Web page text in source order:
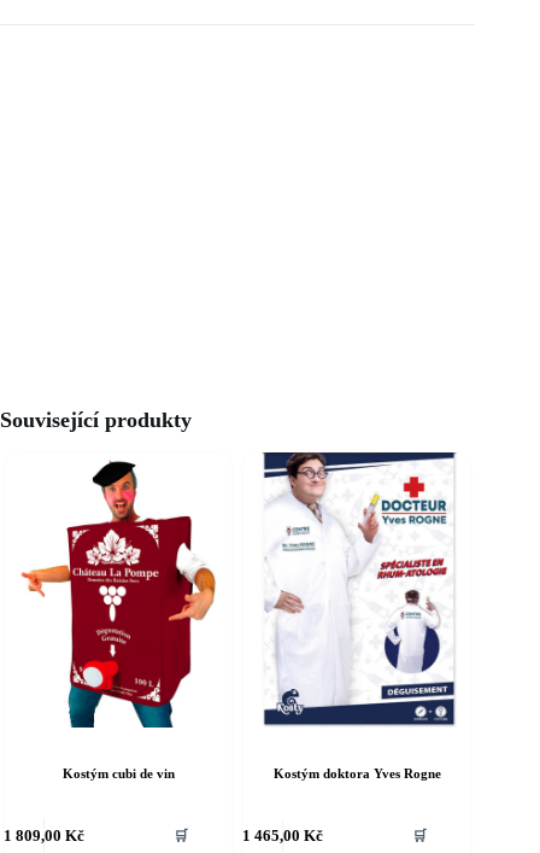
Související produkty
Kostým cubi de vin
1 809,00 Kč 🛒
Kostým doktora Yves Rogne
1 465,00 Kč 🛒
produkt